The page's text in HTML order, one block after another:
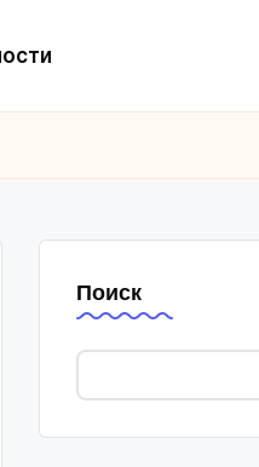
Поиск